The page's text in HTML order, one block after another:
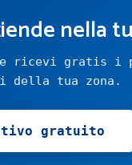
nella
ricevi gratis i
della tua zona.
gratuito